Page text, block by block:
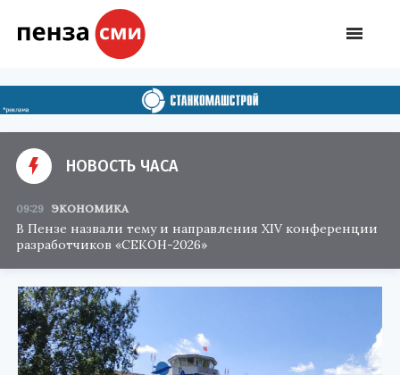
НОВОСТЬ ЧАСА
09:29 ЭКОНОМИКА
В Пензе назвали тему и направления XIV конференции
разработчиков «СЕКОН-2026»